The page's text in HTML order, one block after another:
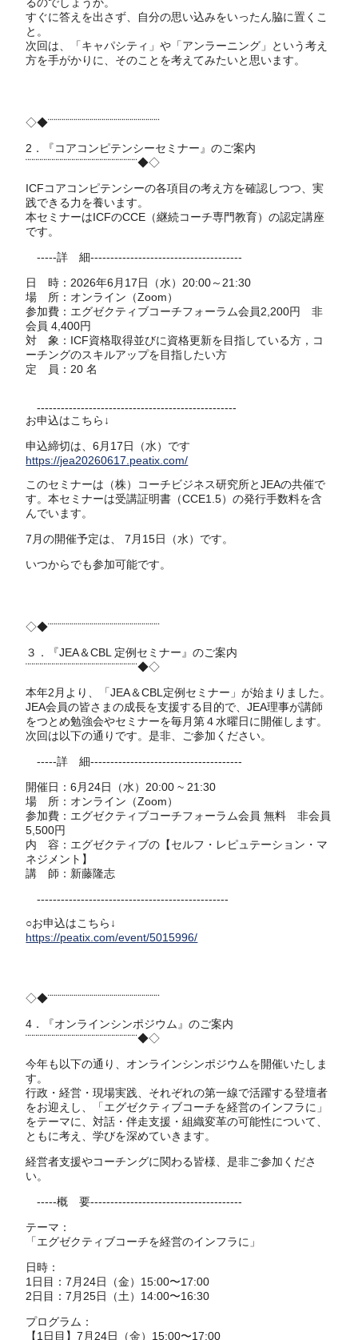
すぐに答えを出さず、自分の思い込みをいったん脇に置くこ
と。
次回は、「キャパシティ」や「アンラーニング」という考え
方を手がかりに、そのことを考えてみたいと思います。
◇◆¨¨¨¨¨¨¨¨¨¨¨¨¨¨¨¨¨¨¨¨¨¨¨¨¨¨¨¨
2．『コアコンピテンシーセミナー』のご案内
¨¨¨¨¨¨¨¨¨¨¨¨¨¨¨¨¨¨¨¨¨¨¨¨¨¨¨¨◆◇
ICFコアコンピテンシーの各項目の考え方を確認しつつ、実
践できる力を養います。
本セミナーはICFのCCE（継続コーチ専門教育）の認定講座
です。
-----詳 細--------------------------------------
日 時：2026年6月17日（水）20:00～21:30
場 所：オンライン（Zoom）
参加費：エグゼクティブコーチフォーラム会員2,200円 非
会員 4,400円
対 象：ICF資格取得並びに資格更新を目指している方，コ
ーチングのスキルアップを目指したい方
定 員：20 名
--------------------------------------------------
お申込はこちら↓
申込締切は、6月17日（水）です
https://jea20260617.peatix.com/
このセミナーは（株）コーチビジネス研究所とJEAの共催で
す。本セミナーは受講証明書（CCE1.5）の発行手数料を含
んでいます。
7月の開催予定は、 7月15日（水）です。
いつからでも参加可能です。
◇◆¨¨¨¨¨¨¨¨¨¨¨¨¨¨¨¨¨¨¨¨¨¨¨¨¨¨¨¨
３．『JEA＆CBL 定例セミナー』のご案内
¨¨¨¨¨¨¨¨¨¨¨¨¨¨¨¨¨¨¨¨¨¨¨¨¨¨¨¨◆◇
本年2月より、「JEA＆CBL定例セミナー」が始まりました。
JEA会員の皆さまの成長を支援する目的で、JEA理事が講師
をつとめ勉強会やセミナーを毎月第４水曜日に開催します。
次回は以下の通りです。是非、ご参加ください。
-----詳 細--------------------------------------
開催日：6月24日（水）20:00 ~ 21:30
場 所：オンライン（Zoom）
参加費：エグゼクティブコーチフォーラム会員 無料 非会員
5,500円
内 容：エグゼクティブの【セルフ・レピュテーション・マ
ネジメント】
講 師：新藤隆志
------------------------------------------------
○お申込はこちら↓
https://peatix.com/event/5015996/
◇◆¨¨¨¨¨¨¨¨¨¨¨¨¨¨¨¨¨¨¨¨¨¨¨¨¨¨¨¨
4．『オンラインシンポジウム』のご案内
¨¨¨¨¨¨¨¨¨¨¨¨¨¨¨¨¨¨¨¨¨¨¨¨¨¨¨¨◆◇
今年も以下の通り、オンラインシンポジウムを開催いたしま
す。
行政・経営・現場実践、それぞれの第一線で活躍する登壇者
をお迎えし、「エグゼクティブコーチを経営のインフラに」
をテーマに、対話・伴走支援・組織変革の可能性について、
ともに考え、学びを深めていきます。
経営者支援やコーチングに関わる皆様、是非ご参加くださ
い。
-----概 要--------------------------------------
テーマ：
「エグゼクティブコーチを経営のインフラに」
日時：
1日目：7月24日（金）15:00〜17:00
2日目：7月25日（土）14:00〜16:30
プログラム：
【1日目】7月24日（金）15:00〜17:00